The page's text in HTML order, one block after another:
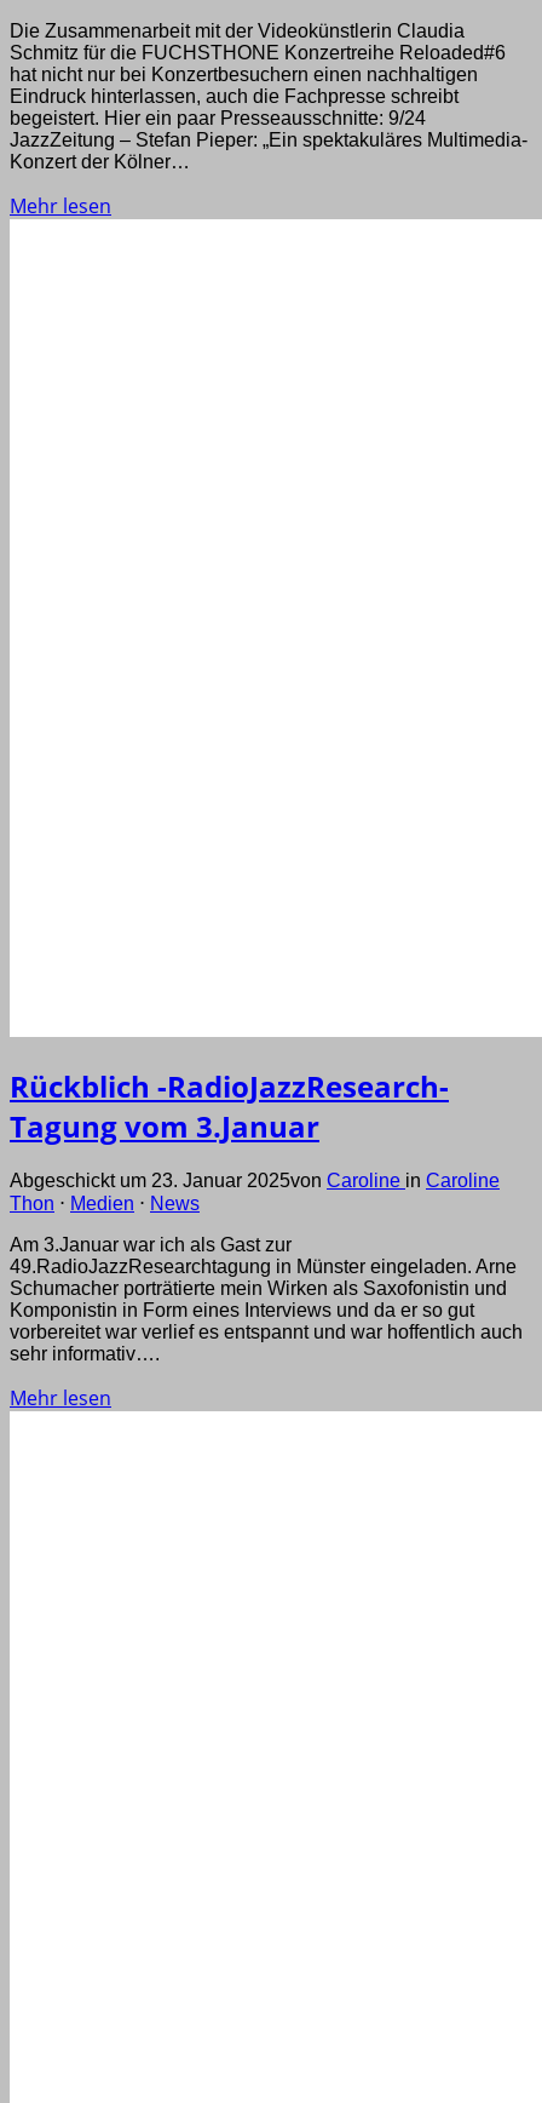
Die Zusammenarbeit mit der Videokünstlerin Claudia
Schmitz für die FUCHSTHONE Konzertreihe Reloaded#6
hat nicht nur bei Konzertbesuchern einen nachhaltigen
Eindruck hinterlassen, auch die Fachpresse schreibt
begeistert. Hier ein paar Presseausschnitte: 9/24
JazzZeitung – Stefan Pieper: „Ein spektakuläres Multimedia-
Konzert der Kölner…
Mehr lesen
Rückblich -RadioJazzResearch-
Tagung vom 3.Januar
Abgeschickt um 23. Januar 2025von Caroline in Caroline
Thon ⋅ Medien ⋅ News
Am 3.Januar war ich als Gast zur
49.RadioJazzResearchtagung in Münster eingeladen. Arne
Schumacher porträtierte mein Wirken als Saxofonistin und
Komponistin in Form eines Interviews und da er so gut
vorbereitet war verlief es entspannt und war hoffentlich auch
sehr informativ….
Mehr lesen